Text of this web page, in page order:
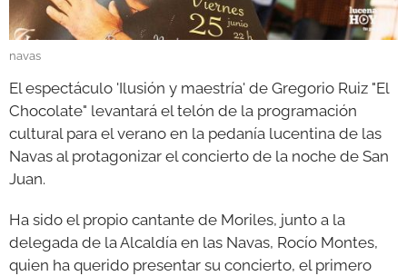
navas
El espectáculo 'Ilusión y maestría' de Gregorio Ruiz "El
Chocolate" levantará el telón de la programación
cultural para el verano en la pedanía lucentina de las
Navas al protagonizar el concierto de la noche de San
Juan.
Ha sido el propio cantante de Moriles, junto a la
delegada de la Alcaldía en las Navas, Rocío Montes,
quien ha querido presentar su concierto, el primero